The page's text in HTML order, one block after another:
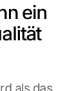
ein
als das